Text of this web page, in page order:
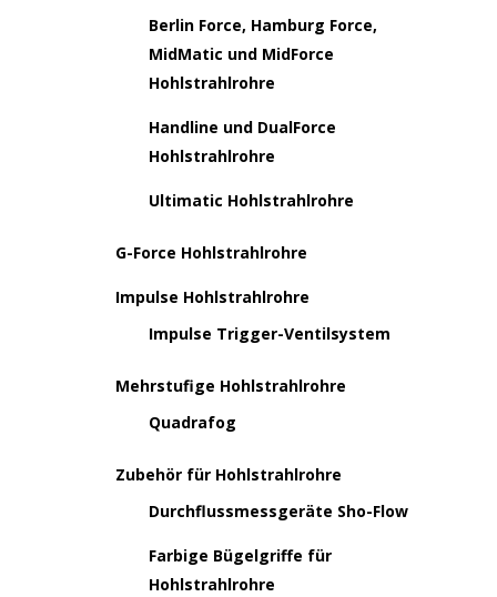
Berlin Force, Hamburg Force,
MidMatic und MidForce
Hohlstrahlrohre
Handline und DualForce
Hohlstrahlrohre
Ultimatic Hohlstrahlrohre
G-Force Hohlstrahlrohre
Impulse Hohlstrahlrohre
Impulse Trigger-Ventilsystem
Mehrstufige Hohlstrahlrohre
Quadrafog
Zubehör für Hohlstrahlrohre
Durchflussmessgeräte Sho-Flow
Farbige Bügelgriffe für
Hohlstrahlrohre